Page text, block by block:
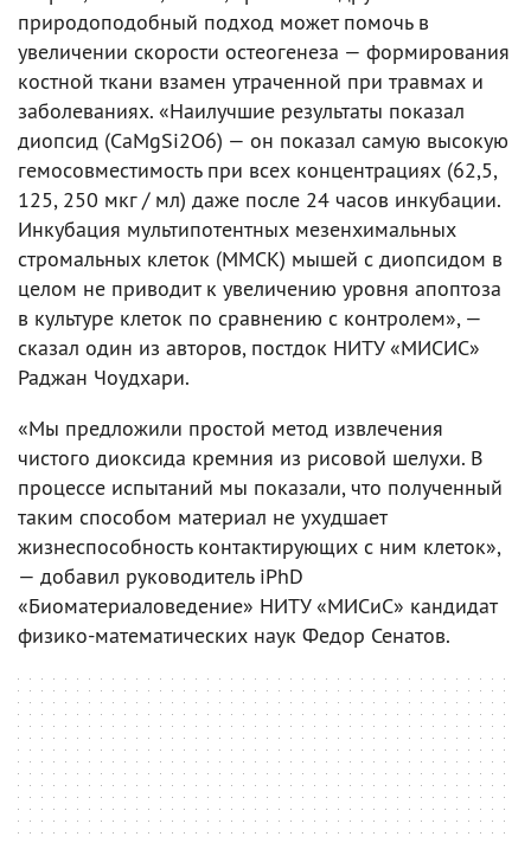
природоподобный подход может помочь в
увеличении скорости остеогенеза — формирования
костной ткани взамен утраченной при травмах и
заболеваниях. «Наилучшие результаты показал
диопсид (CaMgSi2O6) — он показал самую высокую
гемосовместимость при всех концентрациях (62,5,
125, 250 мкг / мл) даже после 24 часов инкубации.
Инкубация мультипотентных мезенхимальных
стромальных клеток (ММСК) мышей с диопсидом в
целом не приводит к увеличению уровня апоптоза
в культуре клеток по сравнению с контролем», —
сказал один из авторов, постдок НИТУ «МИСИС»
Раджан Чоудхари.
«Мы предложили простой метод извлечения
чистого диоксида кремния из рисовой шелухи. В
процессе испытаний мы показали, что полученный
таким способом материал не ухудшает
жизнеспособность контактирующих с ним клеток»,
— добавил руководитель iPhD
«Биоматериаловедение» НИТУ «МИСиС» кандидат
физико-математических наук Федор Сенатов.